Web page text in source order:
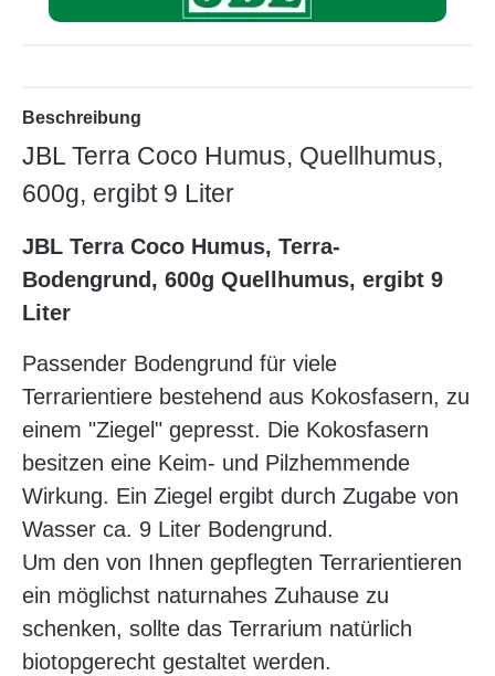
Beschreibung
JBL Terra Coco Humus, Quellhumus,
600g, ergibt 9 Liter
JBL Terra Coco Humus, Terra-
Bodengrund, 600g Quellhumus, ergibt 9
Liter
Passender Bodengrund für viele
Terrarientiere bestehend aus Kokosfasern, zu
einem "Ziegel" gepresst. Die Kokosfasern
besitzen eine Keim- und Pilzhemmende
Wirkung. Ein Ziegel ergibt durch Zugabe von
Wasser ca. 9 Liter Bodengrund.
Um den von Ihnen gepflegten Terrarientieren
ein möglichst naturnahes Zuhause zu
schenken, sollte das Terrarium natürlich
biotopgerecht gestaltet werden.